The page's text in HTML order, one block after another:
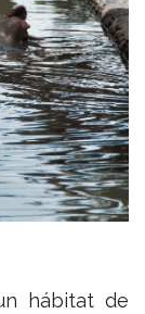
hábitat de